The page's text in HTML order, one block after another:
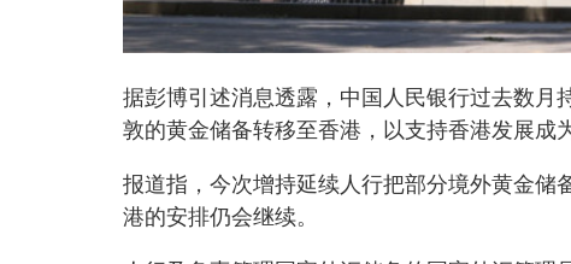
据彭博引述消息透露，中国人民银行过去数月
敦的黄金储备转移至香港，以支持香港发展成
报道指，今次增持延续人行把部分境外黄金储
港的安排仍会继续。